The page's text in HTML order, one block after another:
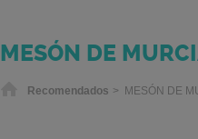
MESÓN DE
Inicio
Recomendados > MESÓN DE